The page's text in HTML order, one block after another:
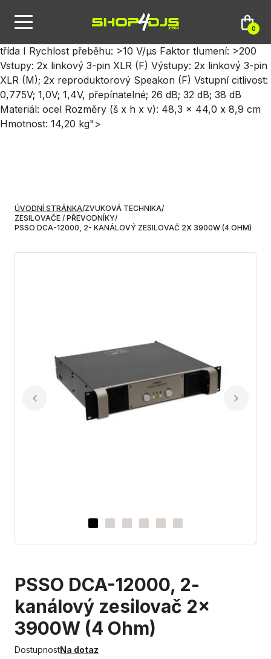
Impedance vstup 10 kOhm, nesym.; 20 kOhm sym. Zisk: 38
dB/ 0,775V; 32 dB/ 1,0 V; 26 dB/ 1,4V Barva: černá Obvod:
třída I Rychlost přeběhu: >10 V/µs Faktor tlumení: >200
Vstupy: 2x linkový 3-pin XLR (F) Výstupy: 2x linkový 3-pin
XLR (M); 2x reproduktorový Speakon (F) Vstupní citlivost:
0,775V; 1,0V; 1,4V, přepínatelné; 26 dB; 32 dB; 38 dB
Materiál: ocel Rozměry (š x h x v): 48,3 x 44,0 x 8,9 cm
Hmotnost: 14,20 kg">
0
ÚVODNÍ STRÁNKA/ZVUKOVÁ TECHNIKA/
ZESILOVAČE / PŘEVODNÍKY/
PSSO DCA-12000, 2- KANÁLOVÝ ZESILOVAČ 2X 3900W (4 OHM)
PSSO DCA-12000, 2-
kanálový zesilovač 2x
3900W (4 Ohm)
DostupnostNa dotaz